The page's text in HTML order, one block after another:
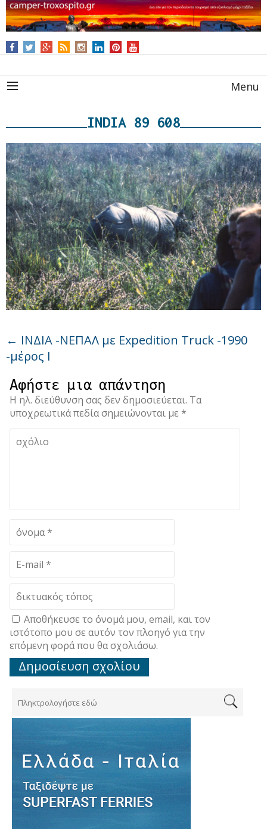
Menu
INDIA 89 608
← ΙΝΔΙΑ -ΝΕΠΑΛ με Expedition Truck -1990
-μέρος Ι
Αφήστε μια απάντηση
Η ηλ. διεύθυνση σας δεν δημοσιεύεται. Τα
υποχρεωτικά πεδία σημειώνονται με *
Αποθήκευσε το όνομά μου, email, και τον
ιστότοπο μου σε αυτόν τον πλοηγό για την
επόμενη φορά που θα σχολιάσω.